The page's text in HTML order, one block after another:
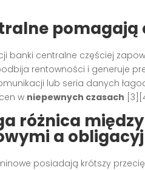
pomagają
banki centralne częściej
rentowności i generuje
lub seria danych
w niepewnych czasach
różnica
a
posiadają krótszy